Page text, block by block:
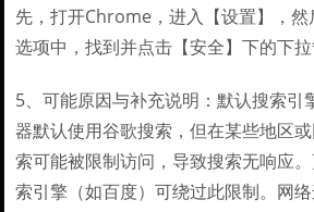
先，打开Chrome，进入【设置】，然
选项中，找到并点击【安全】下的下拉
5、可能原因与补充说明：默认搜索引
器默认使用谷歌搜索，但在某些地区
索可能被限制访问，导致搜索无响应
索引擎（如百度）可绕过此限制。网